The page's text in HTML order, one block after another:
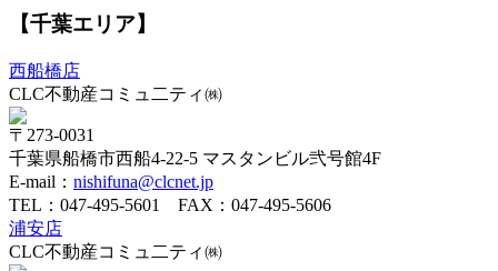
【千葉エリア】
西船橋店
CLC不動産コミュ二ティ㈱
〒273-0031
千葉県船橋市西船4-22-5 マスタンビル弐号館4F
E-mail： nishifuna@clcnet.jp
TEL： 047-495-5601
FAX：047-495-5606
浦安店
CLC不動産コミュ二ティ㈱